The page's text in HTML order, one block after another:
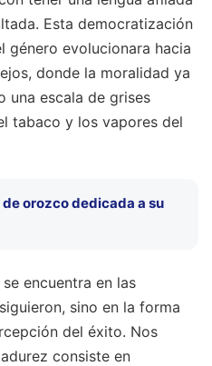
Esta democratización
género evolucionara hacia
donde la moralidad ya
una escala de grises
tabaco y los vapores del
orozco dedicada a su
encuentra en las
sino en la forma
del éxito. Nos
consiste en